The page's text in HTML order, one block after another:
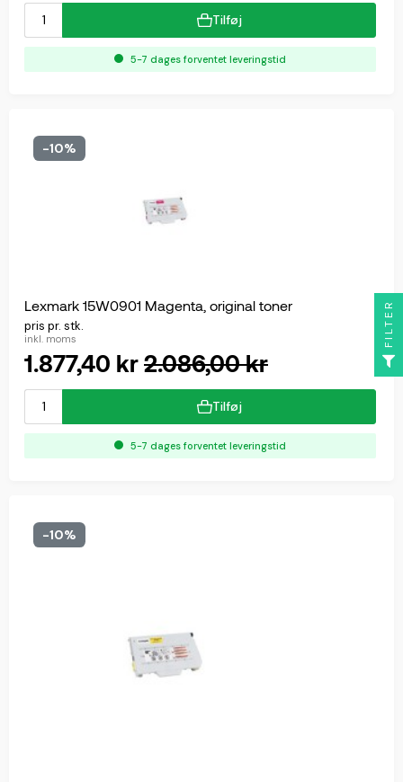
Tilføj
5-7 dages forventet leveringstid
-10%
Lexmark 15W0901 Magenta, original toner
pris pr. stk.
inkl. moms
1.877,40 kr2.086,00 kr
Tilføj
5-7 dages forventet leveringstid
-10%
FILTER